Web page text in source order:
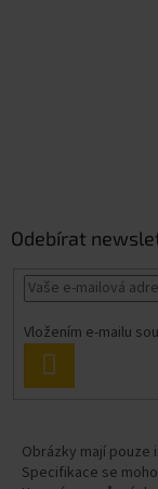
Odebírat
Vložením e-mailu
SE
Obrázky mají pouze
Specifikace se